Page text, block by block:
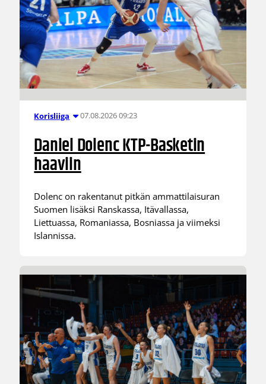
Korisliiga 07.08.2026 09:23
Daniel Dolenc KTP-Basketin
haaviin
Dolenc on rakentanut pitkän ammattilaisuran
Suomen lisäksi Ranskassa, Itävallassa,
Liettuassa, Romaniassa, Bosniassa ja viimeksi
Islannissa.